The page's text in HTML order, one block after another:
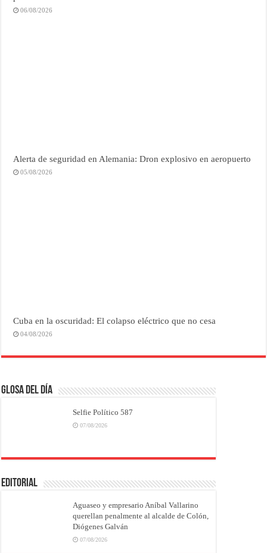
06/08/2026
Alerta de seguridad en Alemania: Dron explosivo en aeropuerto
05/08/2026
Cuba en la oscuridad: El colapso eléctrico que no cesa
04/08/2026
Glosa del Día
Selfie Político 587
07/08/2026
EDITORIAL
Aguaseo y empresario Aníbal Vallarino
querellan penalmente al alcalde de Colón,
Diógenes Galván
07/08/2026